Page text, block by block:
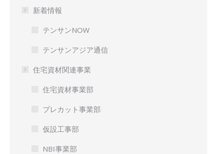
新着情報
テンサンNOW
テンサンアジア通信
住宅資材関連事業
住宅資材事業部
プレカット事業部
仮設工事部
NBI事業部